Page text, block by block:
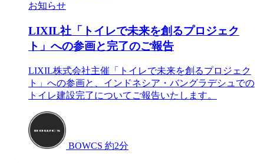
お知らせ
LIXIL社「トイレで未来を創るプロジェク
ト」への参画と完了のご報告
LIXIL株式会社主催「トイレで未来を創るプロジェク
ト」への参画と、インドネシア・バングラデシュでの
トイレ建設完了についてご報告いたします。
BOWCS 約2分